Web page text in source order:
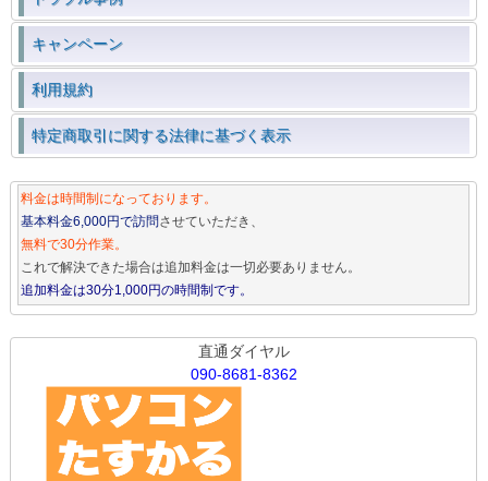
キャンペーン
利用規約
特定商取引に関する法律に基づく表示
料金は時間制になっております。
基本料金6,000円で訪問させていただき、
無料で30分作業。
これで解決できた場合は追加料金は一切必要ありません。
追加料金は30分1,000円の時間制です。
直通ダイヤル
090-8681-8362